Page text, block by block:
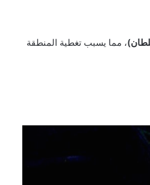
، مما يسبب تغطية المنطقة